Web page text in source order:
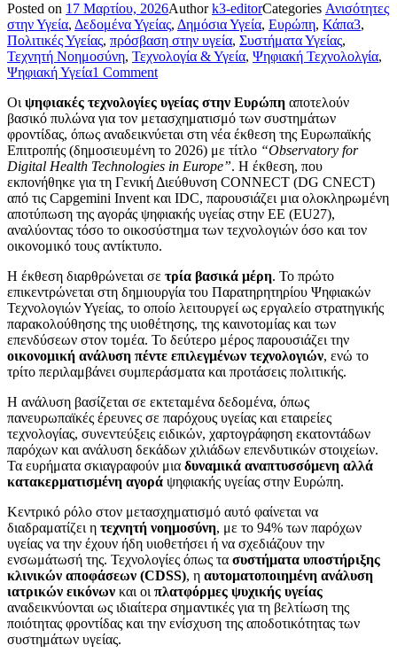
Posted on 17 Μαρτίου, 2026Authork3-editorCategories Ανισότητες
στην Υγεία, Δεδομένα Υγείας, Δημόσια Υγεία, Ευρώπη, Κάπα3,
Πολιτικές Υγείας, πρόσβαση στην υγεία, Συστήματα Υγείας,
Τεχνητή Νοημοσύνη, Τεχνολογία & Υγεία, Ψηφιακή Τεχνολολγία,
Ψηφιακή Υγεία1 Comment
Οι ψηφιακές τεχνολογίες υγείας στην Ευρώπη αποτελούν
βασικό πυλώνα για τον μετασχηματισμό των συστημάτων
φροντίδας, όπως αναδεικνύεται στη νέα έκθεση της Ευρωπαϊκής
Επιτροπής (δημοσιευμένη το 2026) με τίτλο “Observatory for
Digital Health Technologies in Europe”. Η έκθεση, που
εκπονήθηκε για τη Γενική Διεύθυνση CONNECT (DG CNECT)
από τις Capgemini Invent και IDC, παρουσιάζει μια ολοκληρωμένη
αποτύπωση της αγοράς ψηφιακής υγείας στην ΕΕ (EU27),
αναλύοντας τόσο το οικοσύστημα των τεχνολογιών όσο και τον
οικονομικό τους αντίκτυπο.
Η έκθεση διαρθρώνεται σε τρία βασικά μέρη. Το πρώτο
επικεντρώνεται στη δημιουργία του Παρατηρητηρίου Ψηφιακών
Τεχνολογιών Υγείας, το οποίο λειτουργεί ως εργαλείο στρατηγικής
παρακολούθησης της υιοθέτησης, της καινοτομίας και των
επενδύσεων στον τομέα. Το δεύτερο μέρος παρουσιάζει την
οικονομική ανάλυση πέντε επιλεγμένων τεχνολογιών, ενώ το
τρίτο περιλαμβάνει συμπεράσματα και προτάσεις πολιτικής.
Η ανάλυση βασίζεται σε εκτεταμένα δεδομένα, όπως
πανευρωπαϊκές έρευνες σε παρόχους υγείας και εταιρείες
τεχνολογίας, συνεντεύξεις ειδικών, χαρτογράφηση εκατοντάδων
παρόχων και ανάλυση δεκάδων χιλιάδων επενδυτικών στοιχείων.
Τα ευρήματα σκιαγραφούν μια δυναμικά αναπτυσσόμενη αλλά
κατακερματισμένη αγορά ψηφιακής υγείας στην Ευρώπη.
Κεντρικό ρόλο στον μετασχηματισμό αυτό φαίνεται να
διαδραματίζει η τεχνητή νοημοσύνη, με το 94% των παρόχων
υγείας να την έχουν ήδη υιοθετήσει ή να σχεδιάζουν την
ενσωμάτωσή της. Τεχνολογίες όπως τα συστήματα υποστήριξης
κλινικών αποφάσεων (CDSS), η αυτοματοποιημένη ανάλυση
ιατρικών εικόνων και οι πλατφόρμες ψυχικής υγείας
αναδεικνύονται ως ιδιαίτερα σημαντικές για τη βελτίωση της
ποιότητας φροντίδας και την ενίσχυση της αποδοτικότητας των
συστημάτων υγείας.